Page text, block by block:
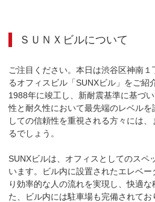
ＳＵＮＸビルについて
ご注目ください。本日は渋谷区神南
るオフィスビル「SUNXビル」をご紹
1988年に竣工し、新耐震基準に基づ
性と耐久性において最先端のレベル
しての信頼性を重視される方々には
るでしょう。
SUNXビルは、オフィスとしてのスペ
います。ビル内に設置されたエレベ
り効率的な人の流れを実現し、快適
た、ビル内には駐車場も完備されて